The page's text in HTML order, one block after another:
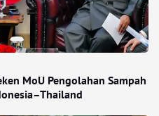
MoU Pengolahan Sampah